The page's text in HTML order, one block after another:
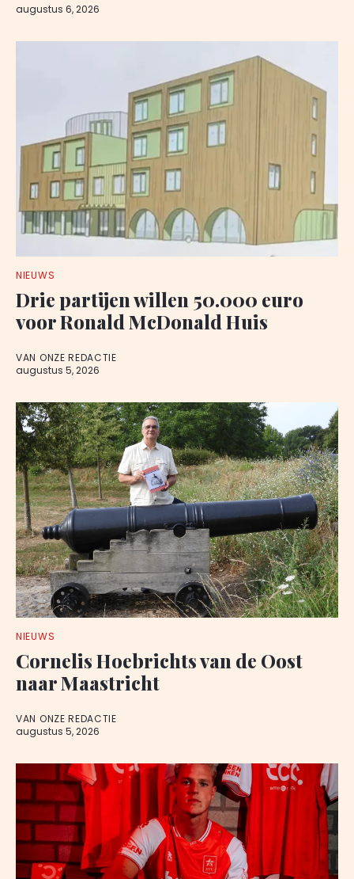
augustus 6, 2026
NIEUWS
Drie partijen willen 50.000 euro
voor Ronald McDonald Huis
VAN ONZE REDACTIE
augustus 5, 2026
NIEUWS
Cornelis Hoebrichts van de Oost
naar Maastricht
VAN ONZE REDACTIE
augustus 5, 2026